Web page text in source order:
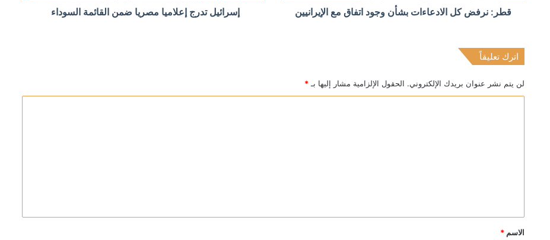
الكويت تخصص 2.5 مليون دولار لدعم الاستجابة الإنسانية في سوريا
ترامب يحذر: قد أكون آخر رئيس جمهوري
قطر: نرفض كل الادعاءات بشأن وجود اتفاق مع الإيرانيين إسرائيل تدرج إعلاميا مصريا ضمن القائمة السوداء
اترك تعليقاً
لن يتم نشر عنوان بريدك الإلكتروني. الحقول الإلزامية مشار إليها بـ *
*
الاسم *